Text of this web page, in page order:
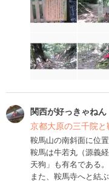
関西が好っきゃねん
京都大原の三千院
鞍馬山の南斜面に位置
鞍馬は牛若丸（源義
天狗」も有名である。
また、鞍馬寺へと結